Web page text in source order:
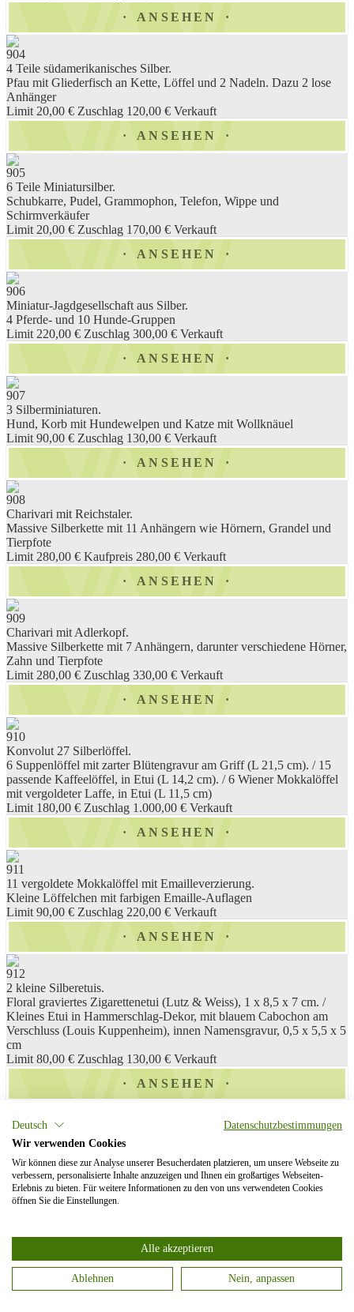
ANSEHEN
904
4 Teile südamerikanisches Silber.
Pfau mit Gliederfisch an Kette, Löffel und 2 Nadeln. Dazu 2 lose
Anhänger
Limit 20,00 € Zuschlag 120,00 € Verkauft
ANSEHEN
905
6 Teile Miniatursilber.
Schubkarre, Pudel, Grammophon, Telefon, Wippe und
Schirmverkäufer
Limit 20,00 € Zuschlag 170,00 € Verkauft
ANSEHEN
906
Miniatur-Jagdgesellschaft aus Silber.
4 Pferde- und 10 Hunde-Gruppen
Limit 220,00 € Zuschlag 300,00 € Verkauft
ANSEHEN
907
3 Silberminiaturen.
Hund, Korb mit Hundewelpen und Katze mit Wollknäuel
Limit 90,00 € Zuschlag 130,00 € Verkauft
ANSEHEN
908
Charivari mit Reichstaler.
Massive Silberkette mit 11 Anhängern wie Hörnern, Grandel und
Tierpfote
Limit 280,00 € Kaufpreis 280,00 € Verkauft
ANSEHEN
909
Charivari mit Adlerkopf.
Massive Silberkette mit 7 Anhängern, darunter verschiedene Hörner,
Zahn und Tierpfote
Limit 280,00 € Zuschlag 330,00 € Verkauft
ANSEHEN
910
Konvolut 27 Silberlöffel.
6 Suppenlöffel mit zarter Blütengravur am Griff (L 21,5 cm). / 15
passende Kaffeelöffel, in Etui (L 14,2 cm). / 6 Wiener Mokkalöffel
mit vergoldeter Laffe, in Etui (L 11,5 cm)
Limit 180,00 € Zuschlag 1.000,00 € Verkauft
ANSEHEN
911
11 vergoldete Mokkalöffel mit Emailleverzierung.
Kleine Löffelchen mit farbigen Emaille-Auflagen
Limit 90,00 € Zuschlag 220,00 € Verkauft
ANSEHEN
912
2 kleine Silberetuis.
Floral graviertes Zigarettenetui (Lutz & Weiss), 1 x 8,5 x 7 cm. /
Kleines Etui in Hammerschlag-Dekor, mit blauem Cabochon am
Verschluss (Louis Kuppenheim), innen Namensgravur, 0,5 x 5,5 x 5
cm
Limit 80,00 € Zuschlag 130,00 € Verkauft
ANSEHEN
913
Zigarettenetui mit blauem Cabochon am Verschluss. 8,5 x 6,5 cm. /
Quadratische Puderdose mit roséfarbenem Schmuckstein. 6,5 x 6,5
cm. / Kleines Maßband. 3,5 x 3,5 cm. / Ovales Schälchen mit
weißem Transluzid-Emaille. L 8,5 cm
Limit 20,00 € Zuschlag 360,00 €
914
Kristallvase und Karaffe mit Silberrand.
Deutsch
Datenschutzbestimmungen
Wir verwenden Cookies
Wir können diese zur Analyse unserer Besucherdaten platzieren, um unsere Webseite zu
verbessern, personalisierte Inhalte anzuzeigen und Ihnen ein großartiges Webseiten-
Erlebnis zu bieten. Für weitere Informationen zu den von uns verwendeten Cookies
öffnen Sie die Einstellungen.
Alle akzeptieren
Ablehnen Nein, anpassen